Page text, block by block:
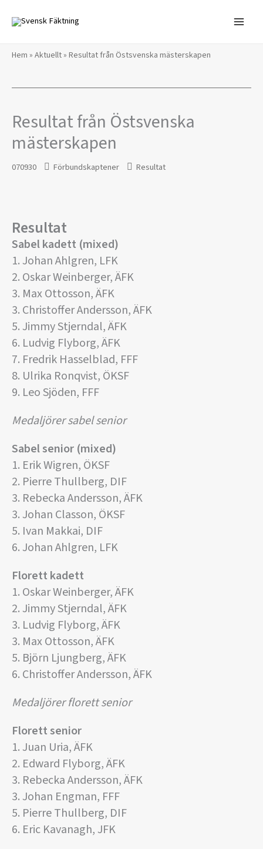
innehåll
Hem » Aktuellt» Resultat från Östsvenska mästerskapen
Resultat från Östsvenska
mästerskapen
070930 Förbundskaptener Resultat
Resultat
Sabel kadett (mixed)
1. Johan Ahlgren, LFK
2. Oskar Weinberger, ÄFK
3. Max Ottosson, ÄFK
3. Christoffer Andersson, ÄFK
5. Jimmy Stjerndal, ÄFK
6. Ludvig Flyborg, ÄFK
7. Fredrik Hasselblad, FFF
8. Ulrika Ronqvist, ÖKSF
9. Leo Sjöden, FFF
Medaljörer sabel senior
Sabel senior (mixed)
1. Erik Wigren, ÖKSF
2. Pierre Thullberg, DIF
3. Rebecka Andersson, ÄFK
3. Johan Classon, ÖKSF
5. Ivan Makkai, DIF
6. Johan Ahlgren, LFK
Florett kadett
1. Oskar Weinberger, ÄFK
2. Jimmy Stjerndal, ÄFK
3. Ludvig Flyborg, ÄFK
3. Max Ottosson, ÄFK
5. Björn Ljungberg, ÄFK
6. Christoffer Andersson, ÄFK
Medaljörer florett senior
Florett senior
1. Juan Uria, ÄFK
2. Edward Flyborg, ÄFK
3. Rebecka Andersson, ÄFK
3. Johan Engman, FFF
5. Pierre Thullberg, DIF
6. Eric Kavanagh, JFK